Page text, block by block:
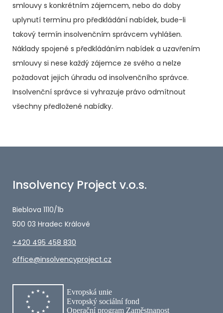
smlouvy s konkrétním zájemcem, nebo do doby
uplynutí termínu pro předkládání nabídek, bude-li
takový termín insolvenčním správcem vyhlášen.
Náklady spojené s předkládáním nabídek a uzavřením
smlouvy si nese každý zájemce ze svého a nelze
požadovat jejich úhradu od insolvenčního správce.
Insolvenční správce si vyhrazuje právo odmítnout
všechny předložené nabídky.
Insolvency Project v.o.s.
Bieblova 1110/1b
500 03 Hradec Králové
+420 495 458 830
office@insolvencyproject.cz